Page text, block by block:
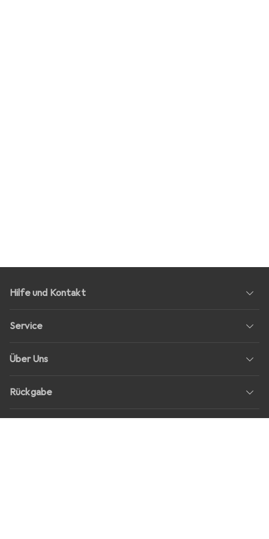
Hilfe und Kontakt
Service
Über Uns
Rückgabe